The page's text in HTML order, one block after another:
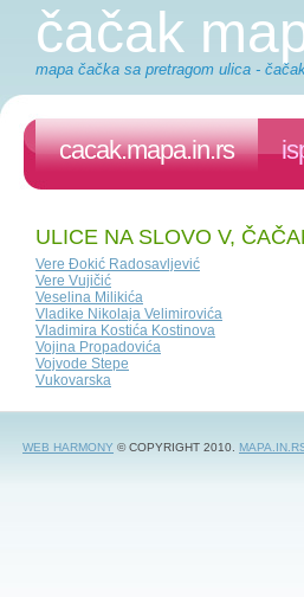
čačak
mapa čačka sa pretragom ulica -
cacak.mapa.in.rs
ULICE NA SLOVO V,
Vere Đokić Radosavljević
Vere Vujičić
Veselina Milikića
Vladike Nikolaja Velimirovića
Vladimira Kostića Kostinova
Vojina Propadovića
Vojvode Stepe
Vukovarska
WEB HARMONY © COPYRIGHT 2010.